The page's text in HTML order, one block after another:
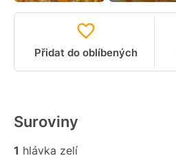
Přidat do oblíbených
Suroviny
1 hlávka zelí